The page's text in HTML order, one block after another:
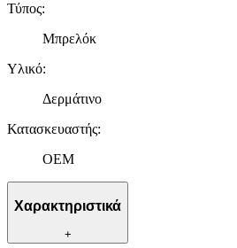
Τύπος:
Μπρελόκ
Υλικό:
Δερμάτινο
Κατασκευαστής:
OEM
Χαρακτηριστικά
+